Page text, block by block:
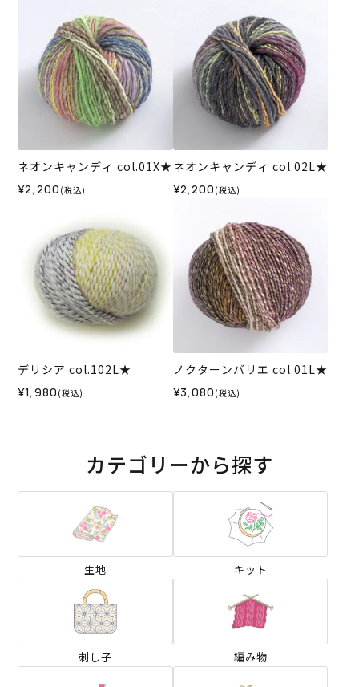
ネオンキャンディ col.01X★
¥2,200 (税込)
ネオンキャンディ col.02L★
¥2,200 (税込)
デリシア col.102L★
¥1,980 (税込)
ノクターンバリエ col.01L★
¥3,080 (税込)
カテゴリーから探す
生地 キット
刺し子 編み物